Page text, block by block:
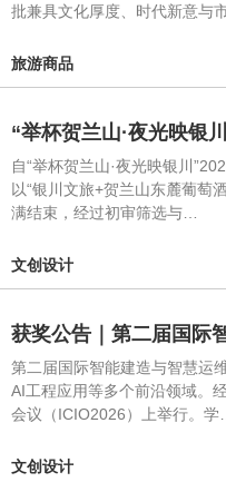
批兼具文化厚度、时代新意与
旅游商品
“举杯贺兰山·夜光映银
自“举杯贺兰山·夜光映银川
以“银川文旅+贺兰山东麓葡萄
满结束，经过初审筛选与…
文创设计
获奖公告｜第二届国际
第二届国际智能建造与智慧运
AI工程应用等多个前沿领域。
会议（ICIO2026）上举行。学…
文创设计